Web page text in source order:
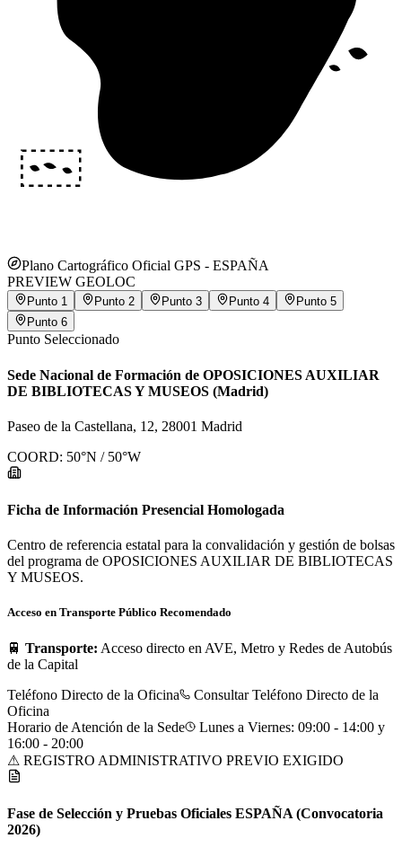
Plano Cartográfico Oficial GPS - ESPAÑA
PREVIEW GEOLOC
Punto 1 Punto 2 Punto 3 Punto 4 Punto 5
Punto 6
Punto Seleccionado
Sede Nacional de Formación de OPOSICIONES AUXILIAR
DE BIBLIOTECAS Y MUSEOS (Madrid)
Paseo de la Castellana, 12, 28001 Madrid
COORD: 50°N / 50°W
Ficha de Información Presencial Homologada
Centro de referencia estatal para la convalidación y gestión de bolsas
del programa de OPOSICIONES AUXILIAR DE BIBLIOTECAS
Y MUSEOS.
Acceso en Transporte Público Recomendado
🚆 Transporte: Acceso directo en AVE, Metro y Redes de Autobús
de la Capital
Teléfono Directo de la Oficina
Consultar Teléfono Directo de la
Oficina
Horario de Atención de la Sede
Lunes a Viernes: 09:00 - 14:00 y
16:00 - 20:00
⚠ REGISTRO ADMINISTRATIVO PREVIO EXIGIDO
Fase de Selección y Pruebas Oficiales ESPAÑA (Convocatoria
2026)